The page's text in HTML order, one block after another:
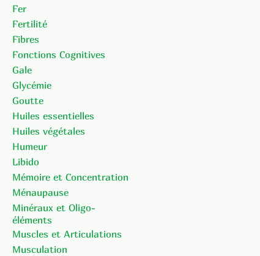
Fer
Fertilité
Fibres
Fonctions Cognitives
Gale
Glycémie
Goutte
Huiles essentielles
Huiles végétales
Humeur
Libido
Mémoire et Concentration
Ménaupause
Minéraux et Oligo-
éléments
Muscles et Articulations
Musculation